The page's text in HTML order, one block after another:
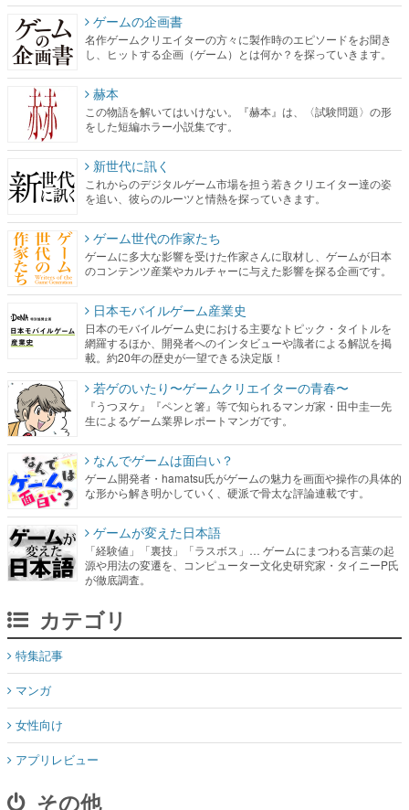
ゲームの企画書
名作ゲームクリエイターの方々に製作時のエピソードをお聞き
し、ヒットする企画（ゲーム）とは何か？を探っていきます。
赫本
この物語を解いてはいけない。『赫本』は、〈試験問題〉の形
をした短編ホラー小説集です。
新世代に訊く
これからのデジタルゲーム市場を担う若きクリエイター達の姿
を追い、彼らのルーツと情熱を探っていきます。
ゲーム世代の作家たち
ゲームに多大な影響を受けた作家さんに取材し、ゲームが日本
のコンテンツ産業やカルチャーに与えた影響を探る企画です。
日本モバイルゲーム産業史
日本のモバイルゲーム史における主要なトピック・タイトルを
網羅するほか、開発者へのインタビューや識者による解説を掲
載。約20年の歴史が一望できる決定版！
若ゲのいたり〜ゲームクリエイターの青春〜
『うつヌケ』『ペンと箸』等で知られるマンガ家・田中圭一先
生によるゲーム業界レポートマンガです。
なんでゲームは面白い？
ゲーム開発者・hamatsu氏がゲームの魅力を画面や操作の具体的
な形から解き明かしていく、硬派で骨太な評論連載です。
ゲームが変えた日本語
「経験値」「裏技」「ラスボス」… ゲームにまつわる言葉の起
源や用法の変遷を、コンピューター文化史研究家・タイニーP氏
が徹底調査。
カテゴリ
特集記事
マンガ
女性向け
アプリレビュー
その他